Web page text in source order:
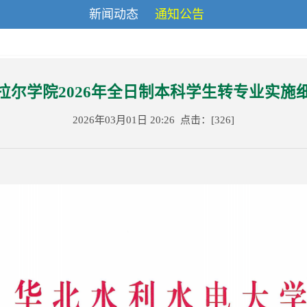
新闻动态 通知公告
尔学院2026年全日制本科学生转专业实施
2026年03月01日 20:26 点击：[326]